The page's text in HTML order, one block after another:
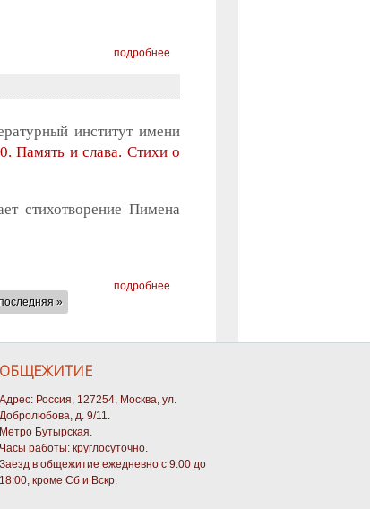
подробнее
институт имени
Память и слава. Стихи о
стихотворение Пимена
подробнее
»
ОБЩЕЖИТИЕ
Адрес: Россия, 127254, Москва, ул.
Добролюбова, д. 9/11.
Метро Бутырская.
Часы работы: круглосуточно.
Заезд в общежитие ежедневно с 9:00 до
18:00, кроме Сб и Вскр.